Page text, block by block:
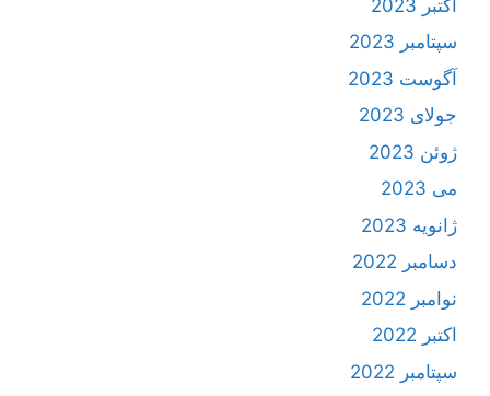
اکتبر 2023
سپتامبر 2023
آگوست 2023
جولای 2023
ژوئن 2023
می 2023
ژانویه 2023
دسامبر 2022
نوامبر 2022
اکتبر 2022
سپتامبر 2022